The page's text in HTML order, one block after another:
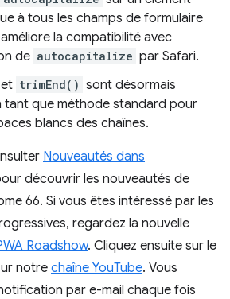
à tous les champs de formulaire
la compatibilité avec
de autocapitalize par Safari.
et trimEnd() sont désormais
tant que méthode standard pour
blancs des chaînes.
Nouveautés dans
découvrir les nouveautés de
66. Si vous êtes intéressé par les
regardez la nouvelle
Roadshow. Cliquez ensuite sur le
notre chaîne YouTube. Vous
par e-mail chaque fois